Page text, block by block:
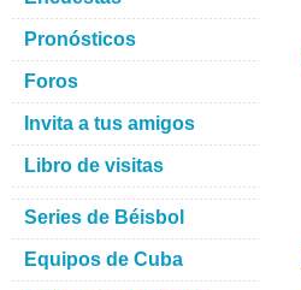
Pronósticos
Foros
Invita a tus amigos
Libro de visitas
Series de Béisbol
Equipos de Cuba